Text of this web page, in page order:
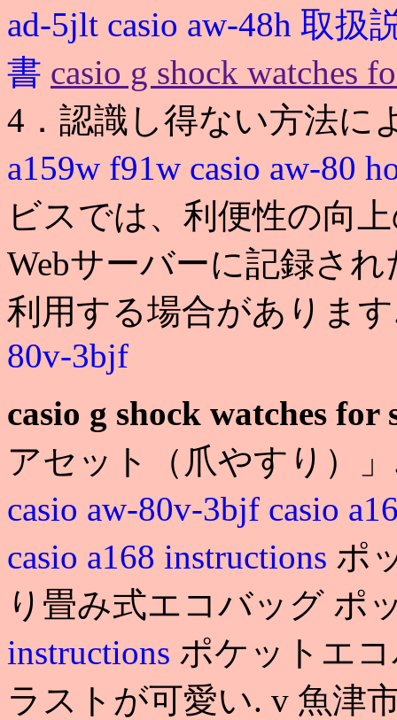
ad-5jlt casio aw-48h 取扱
書 casio g shock watches
4．認識し得ない方法に
a159w f91w casio aw-80
ビスでは、利便性の向
Webサーバーに記録さ
利用する場合がありま
80v-3bjf
casio g shock watches for
アセット（爪やすり）
casio aw-80v-3bjf casio
casio a168 instructions ポ
り畳み式エコバッグ ポ
instructions ポケットエ
ラストが可愛い. v 魚津